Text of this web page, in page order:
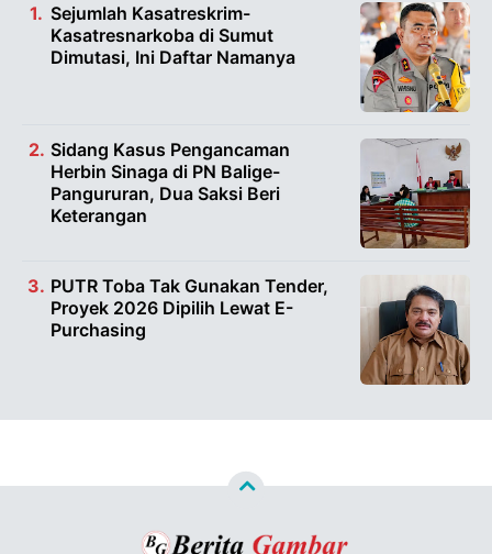
Sejumlah Kasatreskrim-
Kasatresnarkoba di Sumut
Dimutasi, Ini Daftar Namanya
Sidang Kasus Pengancaman
Herbin Sinaga di PN Balige-
Pangururan, Dua Saksi Beri
Keterangan
PUTR Toba Tak Gunakan Tender,
Proyek 2026 Dipilih Lewat E-
Purchasing